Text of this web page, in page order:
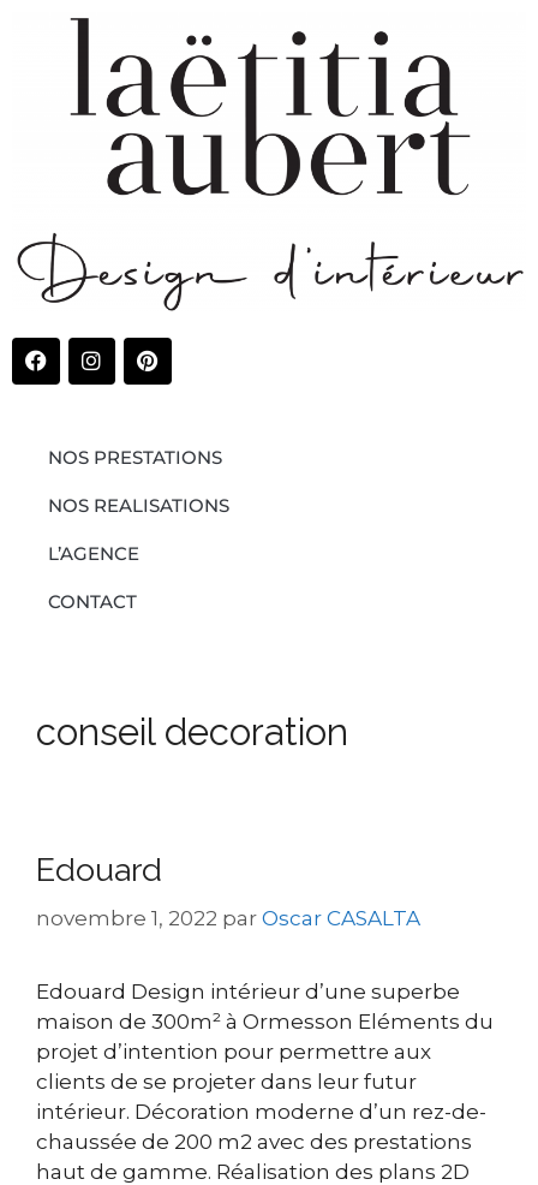
NOS PRESTATIONS
NOS REALISATIONS
L’AGENCE
CONTACT
conseil decoration
Edouard
novembre 1, 2022 par Oscar CASALTA
Edouard Design intérieur d’une superbe
maison de 300m² à Ormesson Eléments du
projet d’intention pour permettre aux
clients de se projeter dans leur futur
intérieur. Décoration moderne d’un rez-de-
chaussée de 200 m2 avec des prestations
haut de gamme. Réalisation des plans 2D